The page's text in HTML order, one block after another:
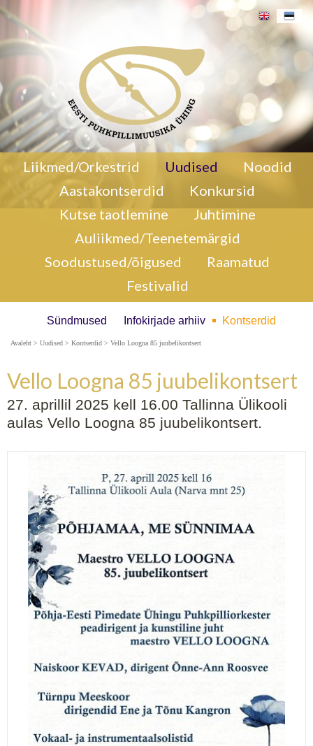
27. aprillil 2025 kell 16. 00 Tallinna Ülikooli aulas
Vello Loogna 85 juubelikontsert.
juubelikontsert
Liikmed/Orkestrid Uudised
Noodid
Aastakontserdid
Konkursid
Kutse taotlemine
Juhtimine
Auliikmed/Teenetemärgid
Soodustused/õigused
Raamatud
Festivalid
Sündmused Infokirjade arhiiv Kontserdid
Avaleht > Uudised > Kontserdid > Vello Loogna 85 juubelikontsert
Vello Loogna 85 juubelikontsert
27. aprillil 2025 kell 16.00 Tallinna Ülikooli
aulas Vello Loogna 85 juubelikontsert.